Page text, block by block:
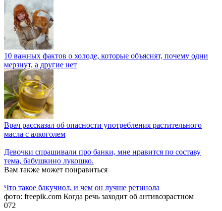
10 важных фактов о холоде, которые объяснят, почему одни
мерзнут, а другие нет
Врач рассказал об опасности употребления растительного
масла с алкоголем
Девочки спрашивали про банки, мне нравится по составу
тема, бабушкино лукошко.
Вам также может понравиться
Что такое бакучиол, и чем он лучше ретинола
фото: freepik.com Когда речь заходит об антивозрастном
072